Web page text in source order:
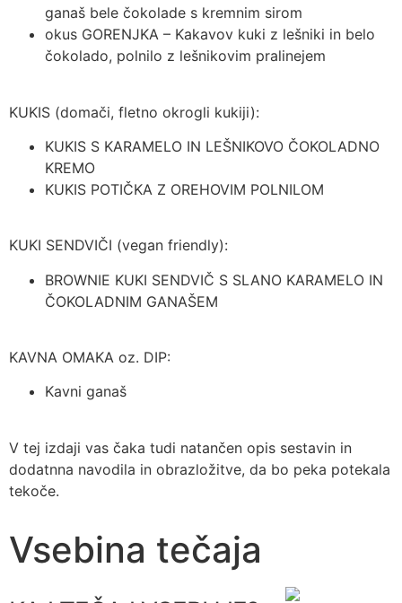
ganaš bele čokolade s kremnim sirom
okus GORENJKA – Kakavov kuki z lešniki in belo
čokolado, polnilo z lešnikovim pralinejem
KUKIS (domači, fletno okrogli kukiji):
KUKIS S KARAMELO IN LEŠNIKOVO ČOKOLADNO
KREMO
KUKIS POTIČKA Z OREHOVIM POLNILOM
KUKI SENDVIČI (vegan friendly):
BROWNIE KUKI SENDVIČ S SLANO KARAMELO IN
ČOKOLADNIM GANAŠEM
KAVNA OMAKA oz. DIP:
Kavni ganaš
V tej izdaji vas čaka tudi natančen opis sestavin in
dodatnna navodila in obrazložitve, da bo peka potekala
tekoče.
Vsebina tečaja